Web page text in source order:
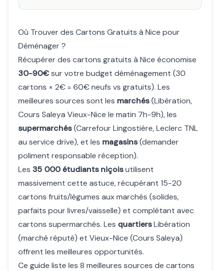
Où Trouver des Cartons Gratuits à Nice pour
Déménager ?
Récupérer des cartons gratuits à Nice économise
30-90€sur votre budget déménagement (30
cartons × 2€ = 60€ neufs vs gratuits). Les
meilleures sources sont les marchés(Libération,
Cours Saleya Vieux-Nice le matin 7h-9h), les
supermarchés(Carrefour Lingostière, Leclerc TNL
au service drive), et les magasins(demander
poliment responsable réception).
Les 35 000 étudiants niçoisutilisent
massivement cette astuce, récupérant 15-20
cartons fruits/légumes aux marchés (solides,
parfaits pour livres/vaisselle) et complétant avec
cartons supermarchés. Les quartiersLibération
(marché réputé) et Vieux-Nice (Cours Saleya)
offrent les meilleures opportunités.
Ce guide liste les 8 meilleures sources de cartons